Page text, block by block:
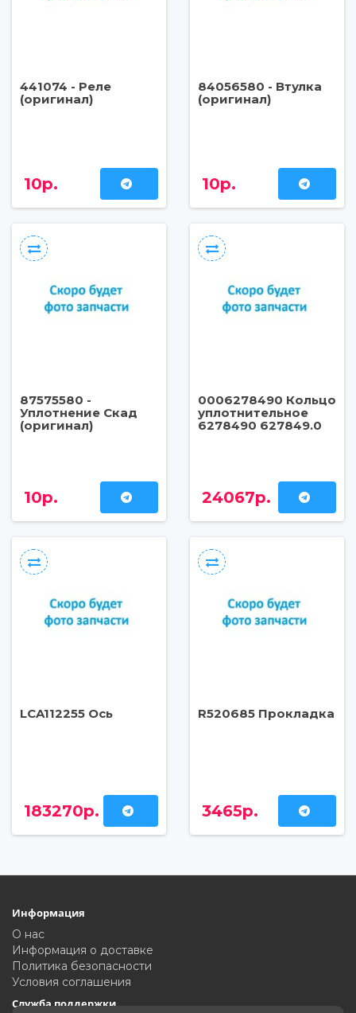
441074 - Реле
(оригинал)
10р.
84056580 - Втулка
(оригинал)
10р.
87575580 -
Уплотнение Скад
(оригинал)
10р.
0006278490 Кольцо
уплотнительное
6278490 627849.0
24067р.
LCA112255 Ось
183270р.
R520685 Прокладка
3465р.
Информация
О нас
Информация о доставке
Политика безопасности
Условия соглашения
Служба поддержки